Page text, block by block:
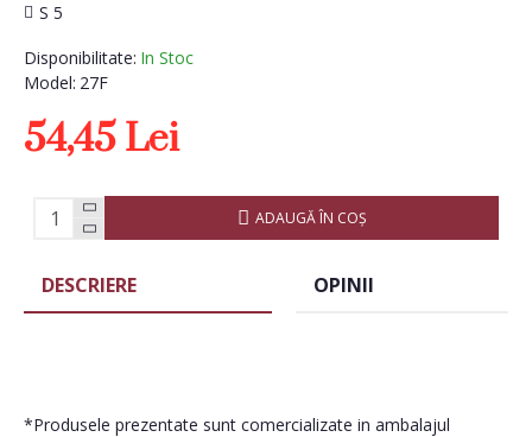
Disponibilitate: In Stoc
Model: 27F
S 5
54,45 Lei
ADAUGĂ ÎN COŞ
DESCRIERE OPINII
*Produsele prezentate sunt comercializate in ambalajul